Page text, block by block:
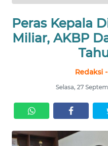
Peras Kepala
Miliar, AKBP
Redaksi
Selasa, 27
NASIONAL
KRIMINAL
EKUIN